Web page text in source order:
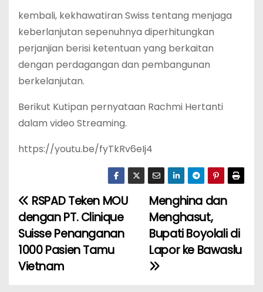
kembali, kekhawatiran Swiss tentang menjaga
keberlanjutan sepenuhnya diperhitungkan
perjanjian berisi ketentuan yang berkaitan
dengan perdagangan dan pembangunan
berkelanjutan.
Berikut Kutipan pernyataan Rachmi Hertanti
dalam video Streaming.
https://youtu.be/fyTkRv6eIj4
N
a
v
Menghina dan
Menghasut,
Bupati Boyolali di
Lapor ke Bawaslu
RSPAD Teken MOU
dengan PT. Clinique
Suisse Penanganan
1000 Pasien Tamu
Vietnam